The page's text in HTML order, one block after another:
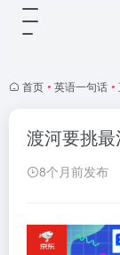
首页 • 英语一句话 •
渡河要挑
8个月前发布